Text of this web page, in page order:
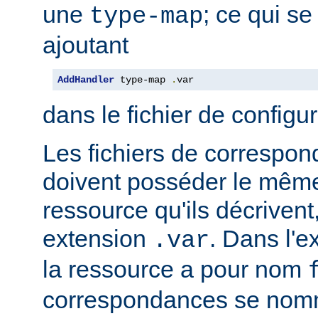
une type-map; ce qui
ajoutant
AddHandler type-map .var
dans le fichier de
Les fichiers de
doivent posséder le
ressource qu'ils
extension .var. Dans
la ressource a pour nom
correspondances se